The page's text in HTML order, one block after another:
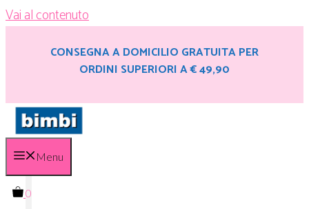
Vai al contenuto
CONSEGNA A DOMICILIO GRATUITA PER
ORDINI SUPERIORI A € 49,90
Menu
0